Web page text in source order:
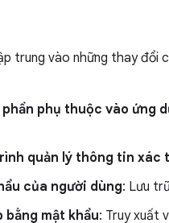
trung vào những thay đổi
phụ thuộc vào ứng
quản lý thông tin xác
của người dùng: Lưu
bằng mật khẩu: Truy xuất